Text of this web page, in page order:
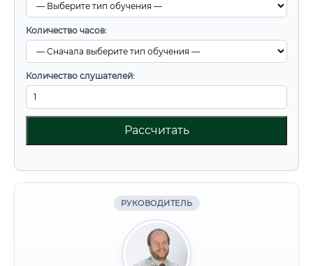
Количество часов:
Количество слушателей:
Рассчитать
РУКОВОДИТЕЛЬ